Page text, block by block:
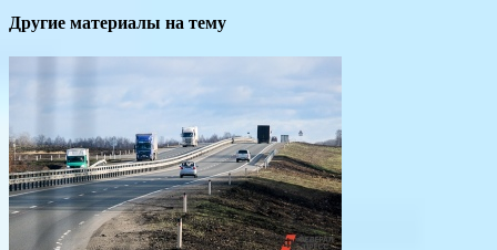
Другие материалы на тему